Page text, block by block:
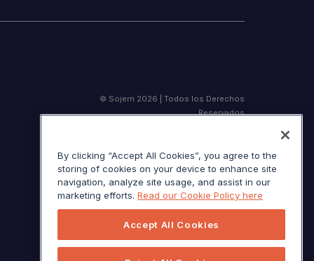
© Sojern 2026 | Todos los Derechos
Reservados
Aviso de California en el momento de la
recolección
Sus opciones de privacidad
By clicking “Accept All Cookies”, you agree to the
storing of cookies on your device to enhance site
navigation, analyze site usage, and assist in our
marketing efforts. Read our Cookie Policy here
Accept All Cookies